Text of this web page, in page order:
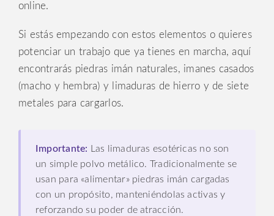
online.
Si estás empezando con estos elementos o quieres
potenciar un trabajo que ya tienes en marcha, aquí
encontrarás piedras imán naturales, imanes casados
(macho y hembra) y limaduras de hierro y de siete
metales para cargarlos.
Importante: Las limaduras esotéricas no son
un simple polvo metálico. Tradicionalmente se
usan para «alimentar» piedras imán cargadas
con un propósito, manteniéndolas activas y
reforzando su poder de atracción.